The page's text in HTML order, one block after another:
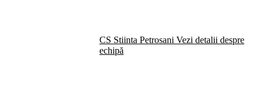
CS Stiinta Petrosani Vezi detalii despre
echipă